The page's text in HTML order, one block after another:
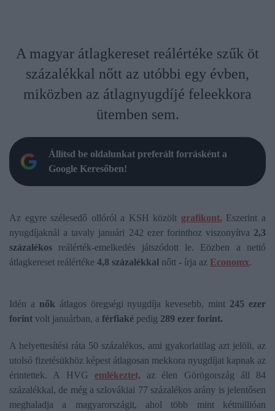
A magyar átlagkereset reálértéke szűk öt
százalékkal nőtt az utóbbi egy évben,
miközben az átlagnyugdíjé feleekkora
ütemben sem.
Állítsd be oldalunkat preferált forrásként a
Google Keresőben!
Az egyre szélesedő ollóról a KSH közölt grafikont. Eszerint a
nyugdíjaknál a tavaly januári 242 ezer forinthoz viszonyítva 2,3
százalékos reálérték-emelkedés játszódott le. Eözben a nettó
átlagkereset reálértéke 4,8 százalékkal nőtt - írja az Economx.
Idén a nők átlagos öregségi nyugdíja kevesebb, mint 245 ezer
forint volt januárban, a férfiaké pedig 289 ezer forint.
A helyettesítési ráta 50 százalékos, ami gyakorlatilag azt jelöli, az
utolsó fizetésükhöz képest átlagosan mekkora nyugdíjat kapnak az
érintettek. A HVG emlékeztet, az élen Görögország áll 84
százalékkal, de még a szlovákiai 77 százalékos arány is jelentősen
meghaladja a magyarországit, ahol több mint kétmillióan